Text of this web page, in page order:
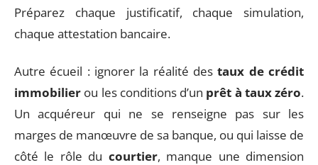
Préparez chaque justificatif, chaque simulation,
chaque attestation bancaire.
Autre écueil : ignorer la réalité destaux de crédit
immobilier ou les conditions d’un prêt à taux zéro.
Un acquéreur qui ne se renseigne pas sur les
marges de manœuvre de sa banque, ou qui laisse de
côté le rôle du courtier, manque une dimension